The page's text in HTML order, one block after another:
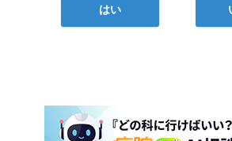
はい